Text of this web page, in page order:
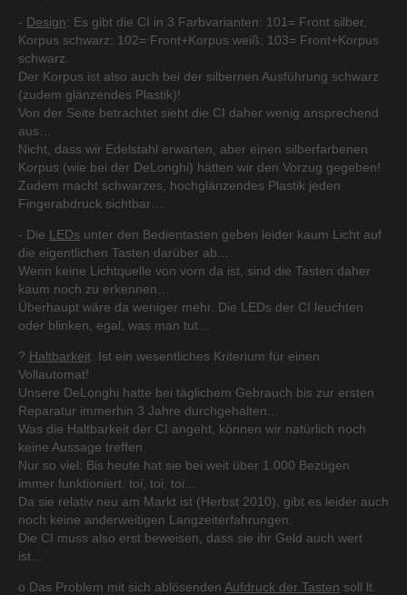
- Design: Es gibt die CI in 3 Farbvarianten: 101= Front silber,
Korpus schwarz; 102= Front+Korpus weiß; 103= Front+Korpus
schwarz.
Der Korpus ist also auch bei der silbernen Ausführung schwarz
(zudem glänzendes Plastik)!
Von der Seite betrachtet sieht die CI daher wenig ansprechend
aus…
Nicht, dass wir Edelstahl erwarten, aber einen silberfarbenen
Korpus (wie bei der DeLonghi) hätten wir den Vorzug gegeben!
Zudem macht schwarzes, hochglänzendes Plastik jeden
Fingerabdruck sichtbar…
- Die LEDs unter den Bedientasten geben leider kaum Licht auf
die eigentlichen Tasten darüber ab...
Wenn keine Lichtquelle von vorn da ist, sind die Tasten daher
kaum noch zu erkennen…
Überhaupt wäre da weniger mehr. Die LEDs der CI leuchten
oder blinken, egal, was man tut…
? Haltbarkeit: Ist ein wesentliches Kriterium für einen
Vollautomat!
Unsere DeLonghi hatte bei täglichem Gebrauch bis zur ersten
Reparatur immerhin 3 Jahre durchgehalten...
Was die Haltbarkeit der CI angeht, können wir natürlich noch
keine Aussage treffen.
Nur so viel: Bis heute hat sie bei weit über 1.000 Bezügen
immer funktioniert, toi, toi, toi...
Da sie relativ neu am Markt ist (Herbst 2010), gibt es leider auch
noch keine anderweitigen Langzeiterfahrungen.
Die CI muss also erst beweisen, dass sie ihr Geld auch wert
ist…
o Das Problem mit sich ablösenden Aufdruck der Tasten soll lt.